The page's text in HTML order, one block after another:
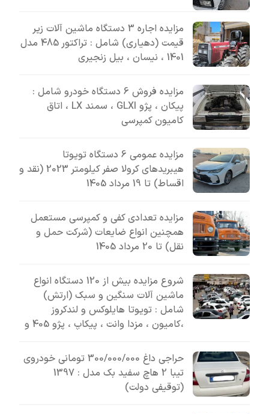
مزایده اجاره 3 دستگاه ماشین آلات زیر
قیمت (دهیاری) شامل : تراکتور 485 مدل
1401 ، نیسان ، بیل زنجیری
مزایده فروش 6 دستگاه خودرو شامل :
پیکان ، پژو GLXI ، سمند LX ، اتاق
کامیون کمپرسی
مزایده عمومی 6 دستگاه تویوتا
هیبریدهای کرولا صفر کیلومتر 2023 (نقد و
اقساط) تا 19 مرداد 1405
مزایده تعدادی کفی و کمپرسی مستعمل
همچنین انواع ضایعات (شرکت حمل و
نقل) تا 20 مرداد 1405
شروع مزایده بیش از 120 دستگاه انواع
ماشین آلات سنگین و سبک (ارتش)
شامل : تویوتا هایلوکس و لندکروز
،کامیون ، مزدا وانت ، پیکاپ ، پژو 405 و
حراجی داغ 300/000/000 تومانی خودروی
تیبا 2 هاچ سفید بک مدل : 1397
(توقیفی دولت)